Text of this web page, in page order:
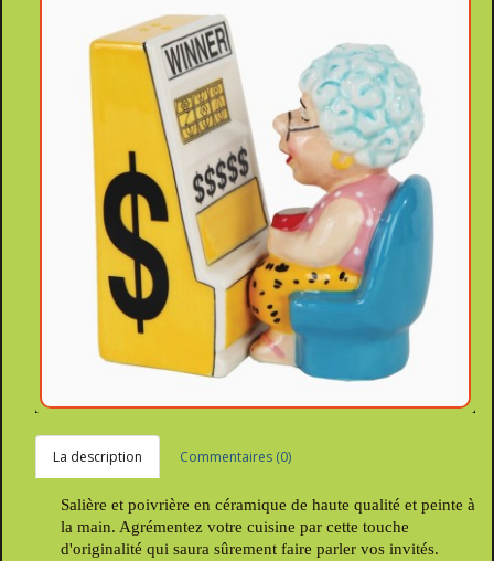
La description Commentaires (0)
Salière et poivrière en céramique de haute qualité et peinte à
la main. Agrémentez votre cuisine par cette touche
d'originalité qui saura sûrement faire parler vos invités.